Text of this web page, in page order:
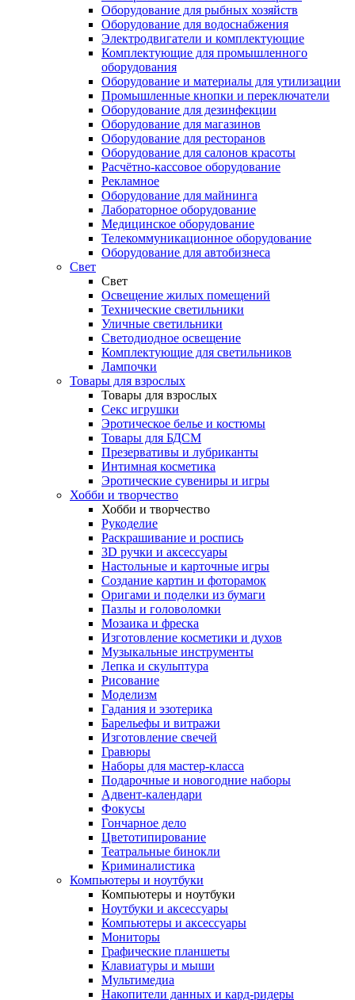
Оборудование для рыбных хозяйств
Оборудование для водоснабжения
Электродвигатели и комплектующие
Комплектующие для промышленного
оборудования
Оборудование и материалы для утилизации
Промышленные кнопки и переключатели
Оборудование для дезинфекции
Оборудование для магазинов
Оборудование для ресторанов
Оборудование для салонов красоты
Расчётно-кассовое оборудование
Рекламное
Оборудование для майнинга
Лабораторное оборудование
Медицинское оборудование
Телекоммуникационное оборудование
Оборудование для автобизнеса
Свет
Свет
Освещение жилых помещений
Технические светильники
Уличные светильники
Светодиодное освещение
Комплектующие для светильников
Лампочки
Товары для взрослых
Товары для взрослых
Секс игрушки
Эротическое белье и костюмы
Товары для БДСМ
Презервативы и лубриканты
Интимная косметика
Эротические сувениры и игры
Хобби и творчество
Хобби и творчество
Рукоделие
Раскрашивание и роспись
3D ручки и аксессуары
Настольные и карточные игры
Создание картин и фоторамок
Оригами и поделки из бумаги
Пазлы и головоломки
Мозаика и фреска
Изготовление косметики и духов
Музыкальные инструменты
Лепка и скульптура
Рисование
Моделизм
Гадания и эзотерика
Барельефы и витражи
Изготовление свечей
Гравюры
Наборы для мастер-класса
Подарочные и новогодние наборы
Адвент-календари
Фокусы
Гончарное дело
Цветотипирование
Театральные бинокли
Криминалистика
Компьютеры и ноутбуки
Компьютеры и ноутбуки
Ноутбуки и аксессуары
Компьютеры и аксессуары
Мониторы
Графические планшеты
Клавиатуры и мыши
Мультимедиа
Накопители данных и кард-ридеры